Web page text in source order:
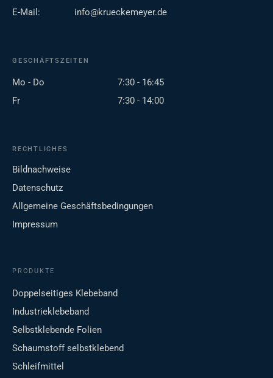
E-Mail:
info@krueckemeyer.de
GESCHÄFTSZEITEN
Mo - Do
7:30 - 16:45
Fr
7:30 - 14:00
RECHTLICHES
Bildnachweise
Datenschutz
Allgemeine Geschäftsbedingungen
Impressum
PRODUKTE
Doppelseitiges Klebeband
Industrieklebeband
Selbstklebende Folien
Schaumstoff selbstklebend
Schleifmittel